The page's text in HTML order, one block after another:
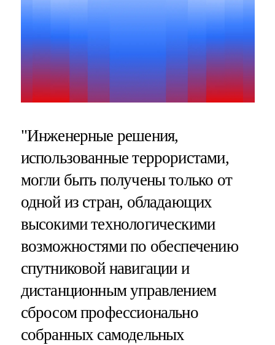
"Инженерные решения,
использованные террористами,
могли быть получены только от
одной из стран, обладающих
высокими технологическими
возможностями по обеспечению
спутниковой навигации и
дистанционным управлением
сбросом профессионально
собранных самодельных